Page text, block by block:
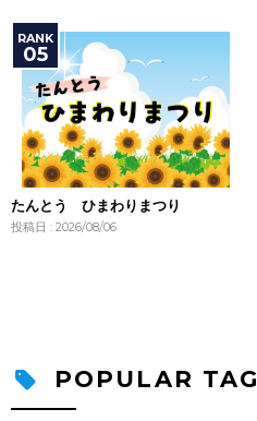
たんとう ひまわりまつり
投稿日 : 2026/08/06
POPULAR TAG